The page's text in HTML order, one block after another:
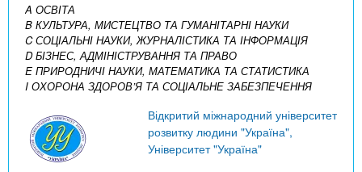
A ОСВІТА
B КУЛЬТУРА, МИСТЕЦТВО ТА ГУМАНІТАРНІ НАУКИ
C СОЦІАЛЬНІ НАУКИ, ЖУРНАЛІСТИКА ТА ІНФОРМАЦІЯ
D БІЗНЕС, АДМІНІСТРУВАННЯ ТА ПРАВО
E ПРИРОДНИЧІ НАУКИ, МАТЕМАТИКА ТА СТАТИСТИКА
I ОХОРОНА ЗДОРОВ’Я ТА СОЦІАЛЬНЕ ЗАБЕЗПЕЧЕННЯ
Відкритий міжнародний університет
розвитку людини "Україна",
Університет "Україна"